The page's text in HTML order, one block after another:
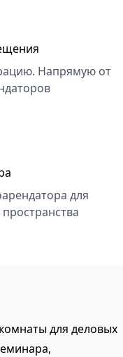
Напрямую от
для
для деловых